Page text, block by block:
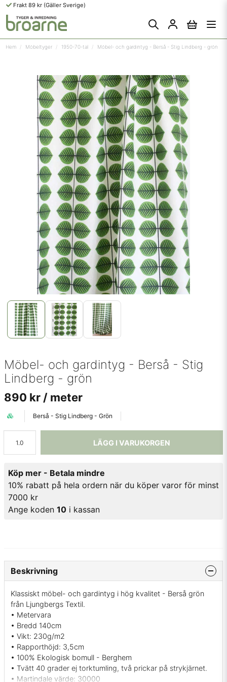
Frakt 89 kr (Gäller Sverige)
Hem Möbeltyger 1950-70-tal Möbel- och gardintyg - Berså - Stig Lindberg - grön
Möbel- och gardintyg - Berså - Stig
Lindberg - grön
890 kr / meter
Berså - Stig Lindberg - Grön
LÄGG I VARUKORGEN
Köp mer - Betala mindre
10% rabatt på hela ordern när du köper varor för minst
7000 kr
Ange koden 10 i kassan
Beskrivning
Klassiskt möbel- och gardintyg i hög kvalitet - Berså grön
från Ljungbergs Textil.
• Metervara
• Bredd 140cm
• Vikt: 230g/m2
• Rapporthöjd: 3,5cm
• 100% Ekologisk bomull - Berghem
• Tvätt 40 grader ej torktumling, två prickar på strykjärnet.
• Martindale värde: 30000